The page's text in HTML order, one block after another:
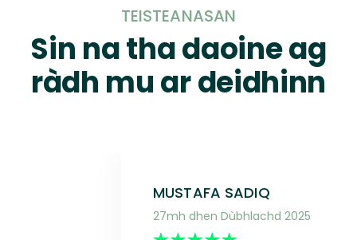
TEISTEANASAN
Sin na tha daoine ag
ràdh mu ar deidhinn
MUSTAFA SADIQ
27mh dhen Dùbhlachd 2025